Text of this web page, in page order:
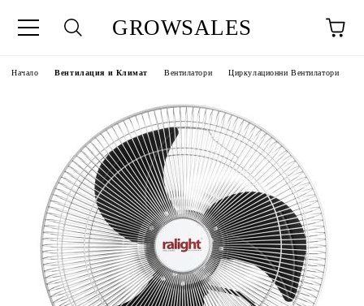
GROWSALES
Начало Вентилация и Климат Вентилатори Циркулационни Вентилатори